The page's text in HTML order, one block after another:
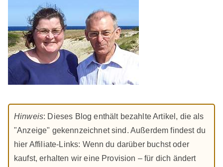
Hinweis: Dieses Blog enthält bezahlte Artikel, die als
"Anzeige" gekennzeichnet sind. Außerdem findest du
hier Affiliate-Links: Wenn du darüber buchst oder
kaufst, erhalten wir eine Provision – für dich ändert